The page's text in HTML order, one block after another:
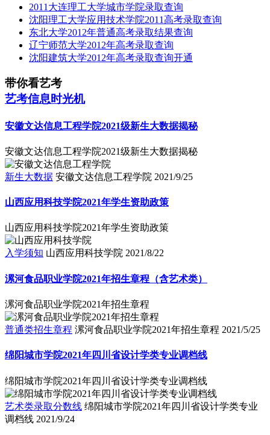
2011大连理工大学城市学院录取查询
沈阳理工大学应用技术学院2011高考录取查询
东北大学2012年普通高考录取结果查询
辽宁师范大学2012年高考录取查询
沈阳建筑大学2012年高考录取查询开通
带你看艺考
艺考信息时光机
安徽文达信息工程学院2021级新生大数据揭秘
安徽文达信息工程学院2021级新生大数据揭秘
新生大数据 安徽文达信息工程学院 2021/9/25
山西应用科技学院2021年学生资助政策
山西应用科技学院2021年学生资助政策
入学须知 山西应用科技学院 2021/8/22
漯河食品职业学院2021年招生章程（含艺术类）
漯河食品职业学院2021年招生章程
普通类招生章程 漯河食品职业学院2021年招生章程 2021/5/25
绵阳城市学院2021年四川省设计学类专业调档线
绵阳城市学院2021年四川省设计学类专业调档线
艺术类录取分数线 绵阳城市学院2021年四川省设计学类专业
调档线 2021/9/24